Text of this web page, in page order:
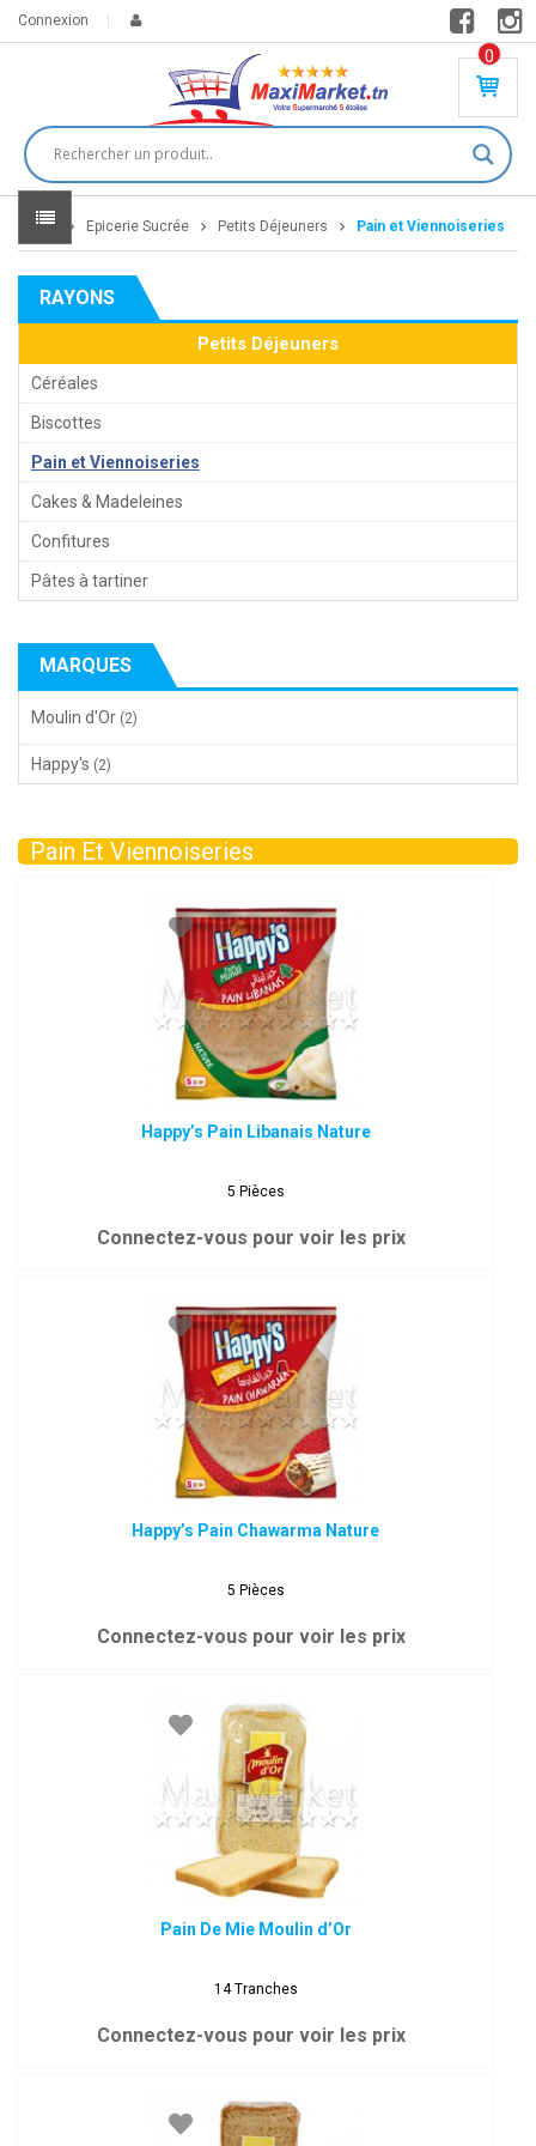
Connexion
0
PR
DU
IT(
S)
DT
Home Epicerie Sucrée Petits Déjeuners Pain et Viennoiseries
RAYONS
Petits Déjeuners
Céréales
Biscottes
Pain et Viennoiseries
Cakes & Madeleines
Confitures
Pâtes à tartiner
MARQUES
Moulin d'Or (2)
Happy's (2)
Pain Et Viennoiseries
Happy’s Pain Libanais Nature
5 Pièces
Connectez-vous pour voir les prix
Happy’s Pain Chawarma Nature
5 Pièces
Connectez-vous pour voir les prix
Pain De Mie Moulin d’Or
14 Tranches
Connectez-vous pour voir les prix